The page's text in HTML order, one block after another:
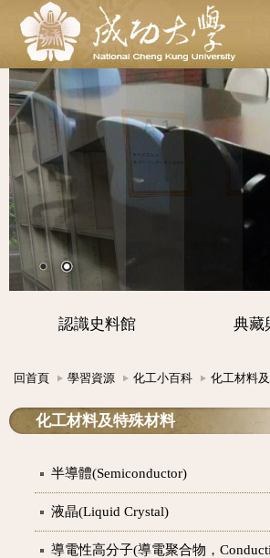
認識史料館 典藏
回首頁 學習資源 化工小百科 化工材料
化工材料及特殊材料
半導體(Semiconductor)
液晶(Liquid Crystal)
導電性高分子(導電聚合物，